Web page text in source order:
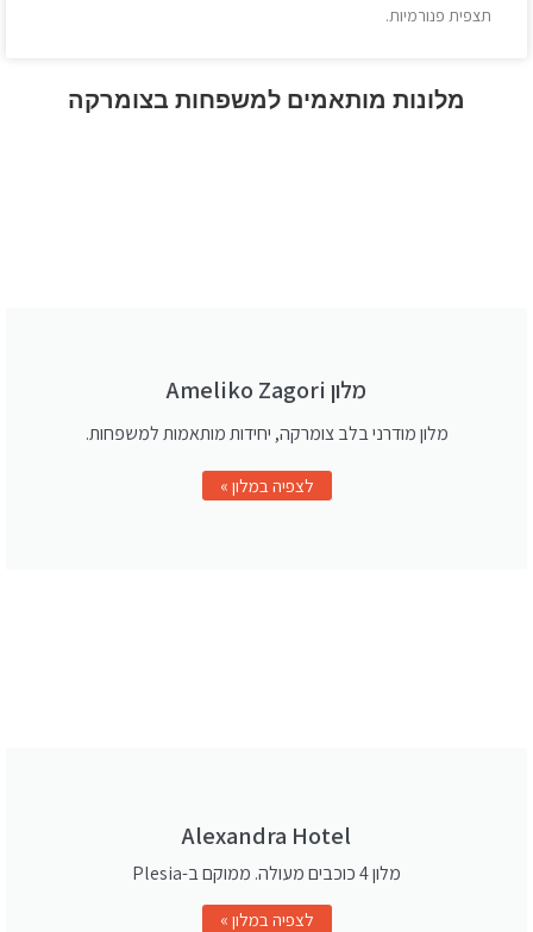
תצפית פנורמיות.
מלונות מותאמים למשפחות בצומרקה
מלון Ameliko Zagori
מלון מודרני בלב צומרקה, יחידות מותאמות למשפחות.
לצפיה במלון »
Alexandra Hotel
מלון 4 כוכבים מעולה. ממוקם ב-Plesia
לצפיה במלון »